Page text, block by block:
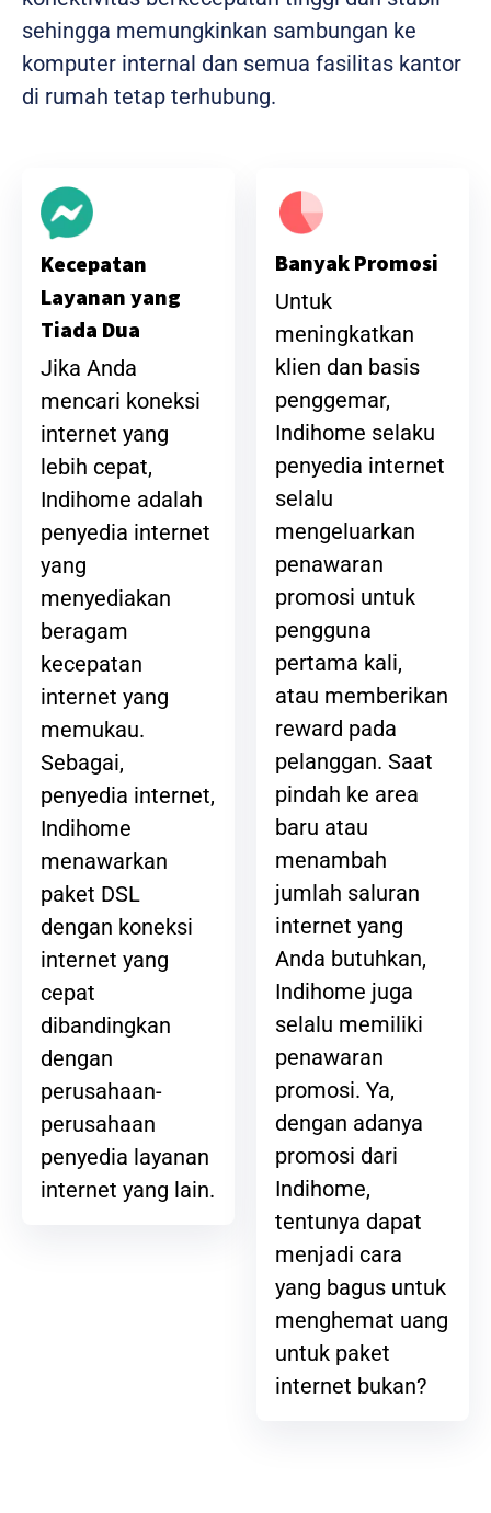
sehingga memungkinkan sambungan ke
komputer internal dan semua fasilitas kantor
di rumah tetap terhubung.
Kecepatan
Layanan yang
Tiada Dua
Jika Anda
mencari koneksi
internet yang
lebih cepat,
Indihome adalah
penyedia internet
yang
menyediakan
beragam
kecepatan
internet yang
memukau.
Sebagai,
penyedia internet,
Indihome
menawarkan
paket DSL
dengan koneksi
internet yang
cepat
dibandingkan
dengan
perusahaan-
perusahaan
penyedia layanan
internet yang lain.
Banyak Promosi
Untuk
meningkatkan
klien dan basis
penggemar,
Indihome selaku
penyedia internet
selalu
mengeluarkan
penawaran
promosi untuk
pengguna
pertama kali,
atau memberikan
reward pada
pelanggan. Saat
pindah ke area
baru atau
menambah
jumlah saluran
internet yang
Anda butuhkan,
Indihome juga
selalu memiliki
penawaran
promosi. Ya,
dengan adanya
promosi dari
Indihome,
tentunya dapat
menjadi cara
yang bagus untuk
menghemat uang
untuk paket
internet bukan?